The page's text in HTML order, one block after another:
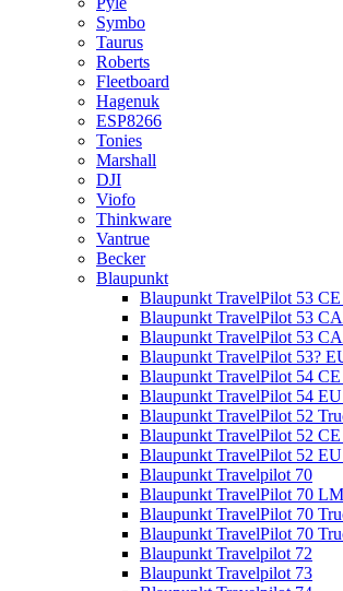
Symbo
Taurus
Roberts
Fleetboard
Hagenuk
ESP8266
Tonies
Marshall
DJI
Viofo
Thinkware
Vantrue
Becker
Blaupunkt
Blaupunkt TravelPilot 53
Blaupunkt TravelPilot 53
Blaupunkt TravelPilot 53
Blaupunkt TravelPilot 53?
Blaupunkt TravelPilot 54
Blaupunkt TravelPilot 54
Blaupunkt TravelPilot 52
Blaupunkt TravelPilot 52
Blaupunkt TravelPilot 52
Blaupunkt Travelpilot 70
Blaupunkt TravelPilot 70
Blaupunkt TravelPilot 70
Blaupunkt TravelPilot 70
Blaupunkt Travelpilot 72
Blaupunkt Travelpilot 73